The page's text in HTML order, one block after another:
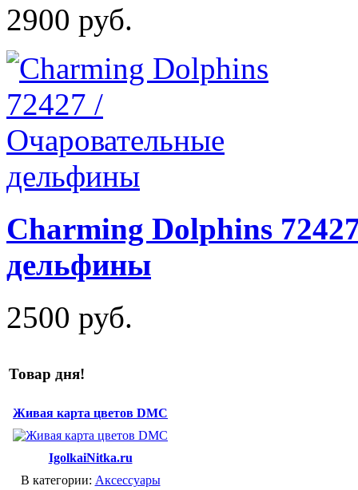
2900 руб.
Charming Dolphins
дельфины
2500 руб.
Товар дня!
Живая карта цветов DMC
IgolkaiNitka.ru
В категории: Аксессуары